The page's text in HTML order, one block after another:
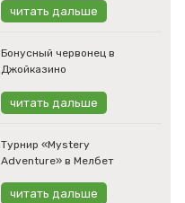
читать дальше
Бонусный червонец в
Джойказино
читать дальше
Турнир «Mystery
Adventure» в Мелбет
читать дальше